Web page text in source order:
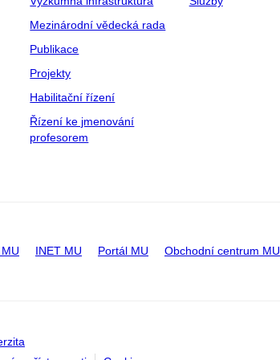
Mezinárodní vědecká rada
Publikace
Projekty
Habilitační řízení
Řízení ke jmenování
profesorem
INET MU Portál MU Obchodní centrum MU